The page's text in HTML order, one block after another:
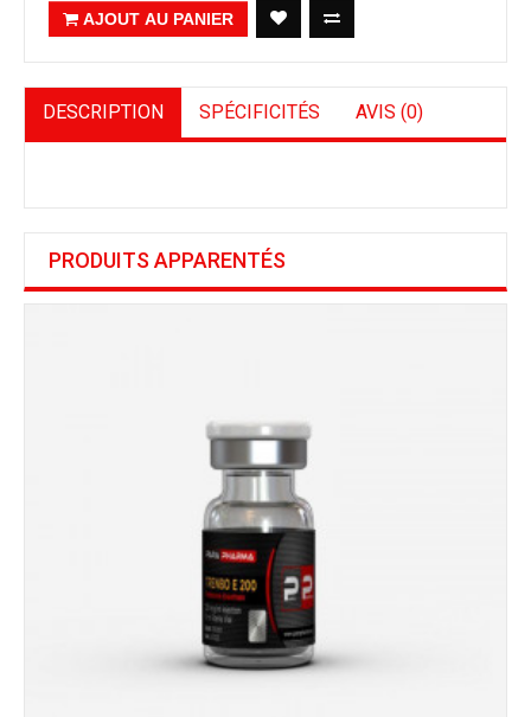
AJOUT AU PANIER
DESCRIPTION SPÉCIFICITÉS AVIS (0)
PRODUITS APPARENTÉS